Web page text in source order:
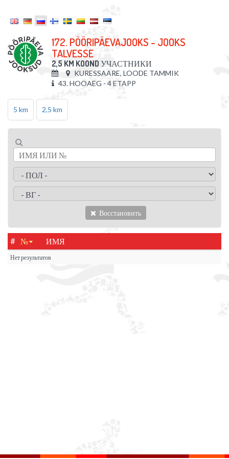
172. PÖÖRIPÄEVAJOOKS - JOOKS
TALVESSE
2,5 KM KOOND УЧАСТНИКИ
KURESSAARE, LOODE TAMMIK
43. HOOAEG - 4 ETAPP
5 km 2,5 km
Восстановить
# № ИМЯ
Нет результатов